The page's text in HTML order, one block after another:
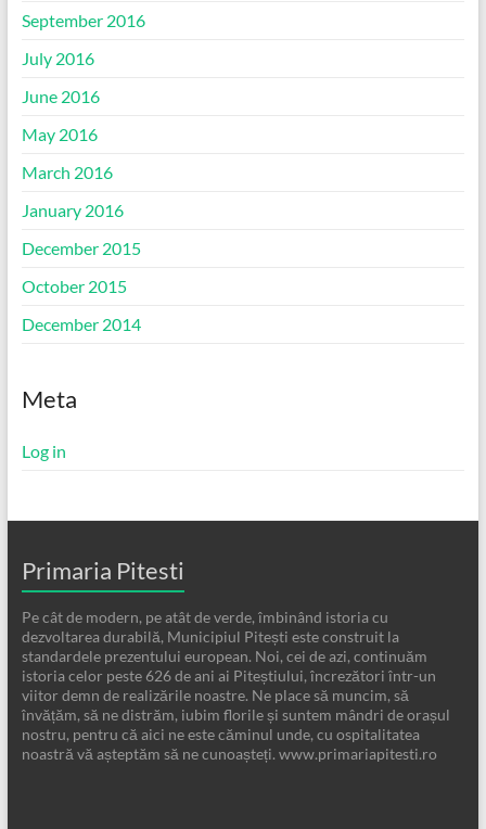
September 2016
July 2016
June 2016
May 2016
March 2016
January 2016
December 2015
October 2015
December 2014
Meta
Log in
Primaria Pitesti
Pe cât de modern, pe atât de verde, îmbinând istoria cu
dezvoltarea durabilă, Municipiul Pitești este construit la
standardele prezentului european. Noi, cei de azi, continuăm
istoria celor peste 626 de ani ai Piteștiului, încrezători într-un
viitor demn de realizările noastre. Ne place să muncim, să
învățăm, să ne distrăm, iubim florile și suntem mândri de orașul
nostru, pentru că aici ne este căminul unde, cu ospitalitatea
noastră vă așteptăm să ne cunoașteți. www.primariapitesti.ro